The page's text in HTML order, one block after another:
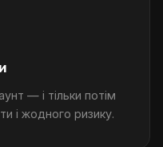
— і тільки потім
і жодного ризику.